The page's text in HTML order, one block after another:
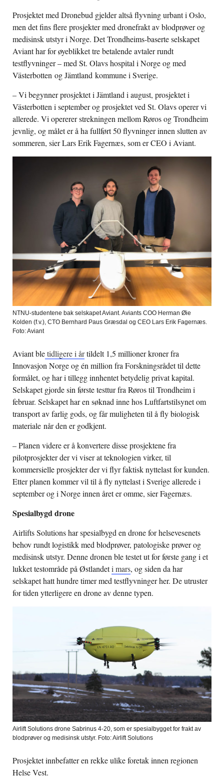
Prosjektet med Dronebud gjelder altså flyvning urbant i Oslo,
men det fins flere prosjekter med dronefrakt av blodprøver og
medisinsk utstyr i Norge. Det Trondheims-baserte selskapet
Aviant har for øyeblikket tre betalende avtaler rundt
testflyvninger – med St. Olavs hospital i Norge og med
Västerbotten og Jämtland kommune i Sverige.
– Vi begynner prosjektet i Jämtland i august, prosjektet i
Västerbotten i september og prosjektet ved St. Olavs operer vi
allerede. Vi opererer strekningen mellom Røros og Trondheim
jevnlig, og målet er å ha fullført 50 flyvninger innen slutten av
sommeren, sier Lars Erik Fagernæs, som er CEO i Aviant.
NTNU-studentene bak selskapet Aviant. Aviants COO Herman Øie
Kolden (f.v.), CTO Bernhard Paus Græsdal og CEO Lars Erik Fagernæs.
Foto: Aviant
Aviant bletidligere i årtildelt 1,5 millioner kroner fra
Innovasjon Norge og én million fra Forskningsrådet til dette
formålet, og har i tillegg innhentet betydelig privat kapital.
Selskapet gjorde sin første testtur fra Røros til Trondheim i
februar. Selskapet har en søknad inne hos Luftfartstilsynet om
transport av farlig gods, og får muligheten til å fly biologisk
materiale når den er godkjent.
– Planen videre er å konvertere disse prosjektene fra
pilotprosjekter der vi viser at teknologien virker, til
kommersielle prosjekter der vi flyr faktisk nyttelast for kunden.
Etter planen kommer vil til å fly nyttelast i Sverige allerede i
september og i Norge innen året er omme, sier Fagernæs.
Spesialbygd drone
Airlifts Solutions har spesialbygd en drone for helsevesenets
behov rundt logistikk med blodprøver, patologiske prøver og
medisinsk utstyr. Denne dronen ble testet ut for første gang i et
lukket testområde på Østlandeti mars, og siden da har
selskapet hatt hundre timer med testflyvninger her. De utruster
for tiden ytterligere en drone av denne typen.
Airlift Solutions drone Sabrinus 4-20, som er spesialbygget for frakt av
blodprøver og medisinsk utstyr. Foto: Airlift Solutions
Prosjektet innbefatter en rekke ulike foretak innen regionen
Helse Vest.